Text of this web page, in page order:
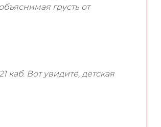
грусть от
каб. Вот увидите, детская